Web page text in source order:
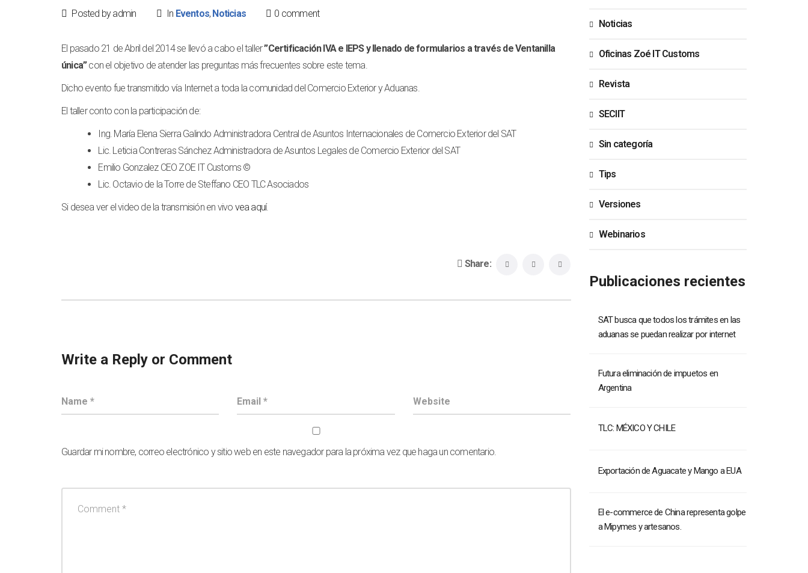
Posted by admin In Eventos, Noticias 0 comment
El pasado 21 de Abril del 2014 se llevó a cabo el taller”Certificación IVA e IEPS y llenado de formularios a través de Ventanilla
única”con el objetivo de atender las preguntas más frecuentes sobre este tema.
Dicho evento fue transmitido vía Internet a toda la comunidad del Comercio Exterior y Aduanas.
El taller conto con la participación de:
Ing. María Elena Sierra Galindo Administradora Central de Asuntos Internacionales de Comercio Exterior del SAT
Lic. Leticia Contreras Sánchez Administradora de Asuntos Legales de Comercio Exterior del SAT
Emilio Gonzalez CEO ZOE IT Customs ©
Lic. Octavio de la Torre de Steffano CEO TLC Asociados
Si desea ver el video de la transmisión en vivo vea aquí.
Share:
Write a Reply or Comment
Guardar mi nombre, correo electrónico y sitio web en este navegador para la próxima vez que haga un comentario.
Noticias
Oficinas Zoé IT Customs
Revista
SECIIT
Sin categoría
Tips
Versiones
Webinarios
Publicaciones recientes
SAT busca que todos los trámites en las
aduanas se puedan realizar por internet
Futura eliminación de impuetos en
Argentina
TLC: MÉXICO Y CHILE
Exportación de Aguacate y Mango a EUA
El e-commerce de China representa golpe
a Mipymes y artesanos.